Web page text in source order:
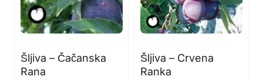
Šljiva – Čačanska
Rana
Šljiva – Crvena
Ranka